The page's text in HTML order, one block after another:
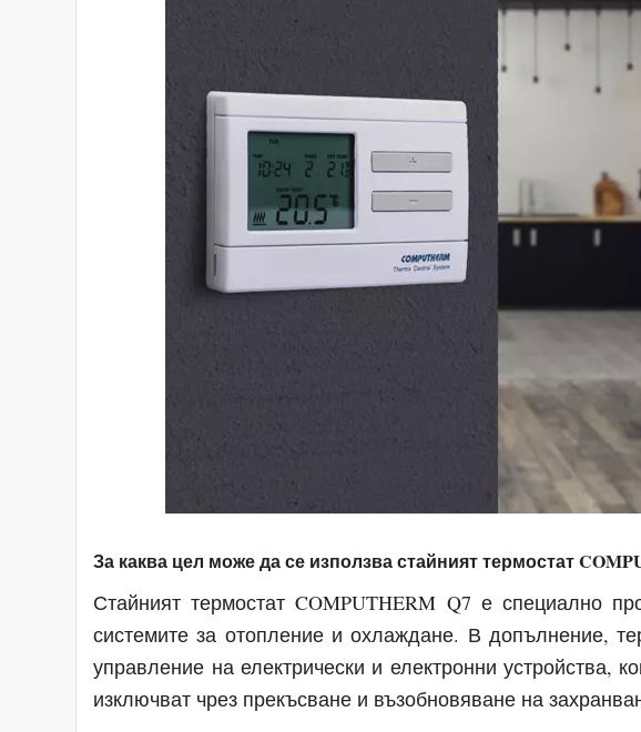
За каква цел може да се използва стайният термостат
Стайният термостат COMPUTHERM Q7 е специално
системите за отопление и охлаждане. В допълнение,
управление на електрически и електронни устройства,
изключват чрез прекъсване и възобновяване на